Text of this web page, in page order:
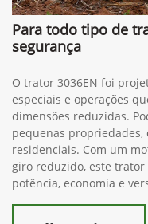
Para todo tipo de
segurança
O trator 3036EN foi
especiais e operações
dimensões reduzidas.
pequenas propriedades,
residenciais. Com um
giro reduzido, este
potência, economia e